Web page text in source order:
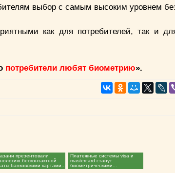
выбор с самым высоким уровнем
как для потребителей, так и
потребители любят биометрию».
презентовали
бесконтактной
банковскими картами...
Платежные системы visa и
mastercard станут
биометрическими...